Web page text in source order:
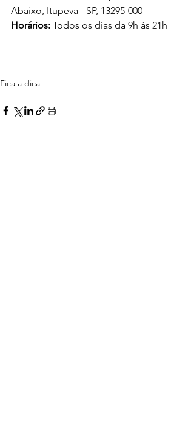
Abaixo, Itupeva - SP, 13295-000
Horários: Todos os dias da 9h às 21h
Fica a dica